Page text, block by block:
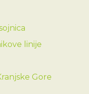
linije
Gore